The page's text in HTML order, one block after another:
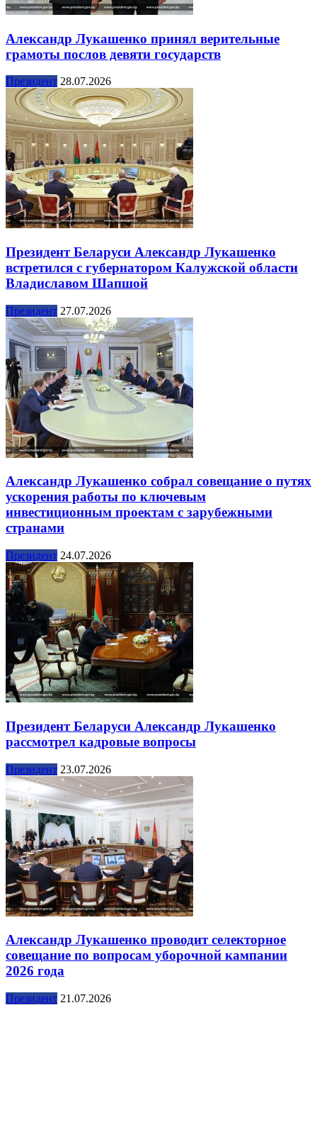
Александр Лукашенко принял верительные
грамоты послов девяти государств
Президент 28.07.2026
Президент Беларуси Александр Лукашенко
встретился с губернатором Калужской области
Владиславом Шапшой
Президент 27.07.2026
Александр Лукашенко собрал совещание о путях
ускорения работы по ключевым
инвестиционным проектам с зарубежными
странами
Президент 24.07.2026
Президент Беларуси Александр Лукашенко
рассмотрел кадровые вопросы
Президент 23.07.2026
Александр Лукашенко проводит селекторное
совещание по вопросам уборочной кампании
2026 года
Президент 21.07.2026